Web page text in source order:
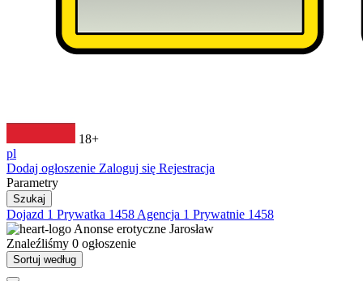
18+
pl
Dodaj ogłoszenie Zaloguj się Rejestracja
Parametry
Szukaj
Dojazd 1 Prywatka 1458 Agencja 1 Prywatnie 1458
Anonse erotyczne Jarosław
Znaleźliśmy 0 ogłoszenie
Sortuj według